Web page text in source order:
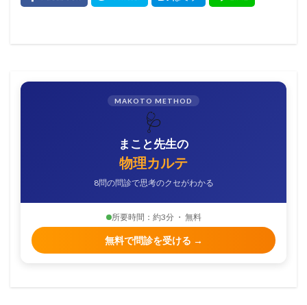
MAKOTO METHOD
🩺
まこと先生の
物理カルテ
8問の問診で思考のクセがわかる
所要時間：約3分 ・ 無料
無料で問診を受ける →